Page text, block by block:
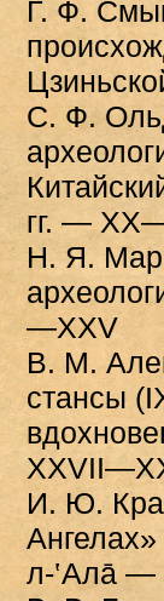
Г. Ф.
C. Ф.
гг. —
Н. Я.
—XXV
B. М.
стансы
И. Ю.
л-‛Алā —